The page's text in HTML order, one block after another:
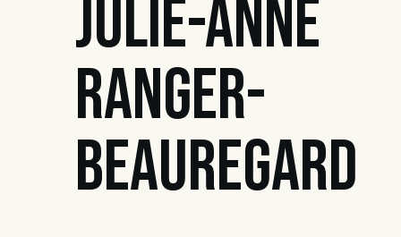
JULIE-ANNE
RANGER-
BEAUREGARD